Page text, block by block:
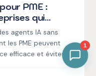
PME :
qui
risquent
agents IA sans
les PME peuvent
efficace et éviter
1